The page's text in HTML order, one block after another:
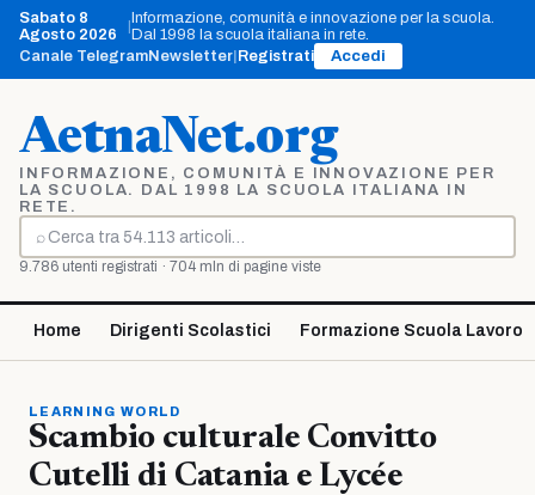
Vai
contenuto
Sabato 8
Agosto 2026
Informazione, comunità e innovazione per la scuola.
Dal 1998 la scuola italiana in rete.
Canale TelegramNewsletter Registrati Accedi
AetnaNet.org
INFORMAZIONE, COMUNITÀ E INNOVAZIONE PER
LA SCUOLA. DAL 1998 LA SCUOLA ITALIANA IN
RETE.
⌕
Cerca
9.786 utenti registrati · 704 mln di pagine viste
Home Dirigenti Scolastici Formazione Scuola Lavoro
LEARNING WORLD
Scambio culturale Convitto
Cutelli di Catania e Lycée